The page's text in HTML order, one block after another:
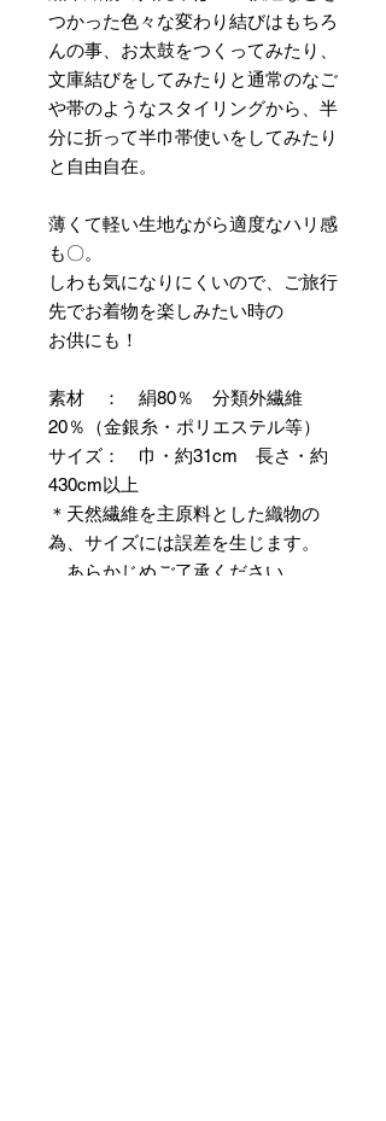
つかった色々な変わり結びはもちろ
んの事、お太鼓をつくってみたり、
文庫結びをしてみたりと通常のなご
や帯のようなスタイリングから、半
分に折って半巾帯使いをしてみたり
と自由自在。
薄くて軽い生地ながら適度なハリ感
も〇。
しわも気になりにくいので、ご旅行
先でお着物を楽しみたい時の
お供にも！
素材 ： 絹80％ 分類外繊維
20％（金銀糸・ポリエステル等）
サイズ： 巾・約31cm 長さ・約
430cm以上
＊天然繊維を主原料とした織物の
為、サイズには誤差を生じます。
あらかじめご了承ください。